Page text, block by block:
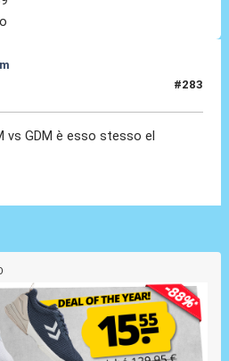
#283
vs GDM è esso stesso el